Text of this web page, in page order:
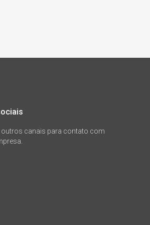
outros canais para contato com